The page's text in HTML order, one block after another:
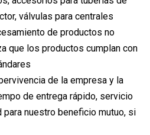
válvulas para centrales
de productos no
que los productos cumplan con
de la empresa y la
de entrega rápido, servicio
nuestro beneficio mutuo, si